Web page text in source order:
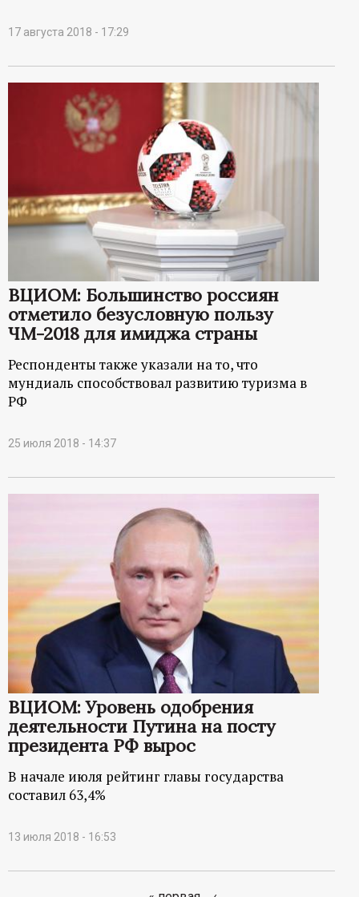
17 августа 2018 - 17:29
ВЦИОМ: Большинство россиян
отметило безусловную пользу
ЧМ-2018 для имиджа страны
Респонденты также указали на то, что
мундиаль способствовал развитию туризма в
РФ
25 июля 2018 - 14:37
ВЦИОМ: Уровень одобрения
деятельности Путина на посту
президента РФ вырос
В начале июля рейтинг главы государства
составил 63,4%
13 июля 2018 - 16:53